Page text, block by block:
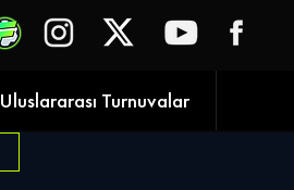
Uluslararası Turnuvalar